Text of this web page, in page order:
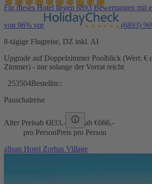
Für dieses Hotel liegen 6893 Bewertungen mit
von 96% vor (6893)
8-tägige Flugreise, DZ inkl. AI
Upgrade auf Doppelzimmer Poolblick (Wert: €
Zimmer) - nur solange der Vorrat reicht
253504Bestellnr.:
Pauschalreise
Alter Preisab €833,- ab €666,-
pro PersonPreis pro Person
allsun Hotel Zorbas Village